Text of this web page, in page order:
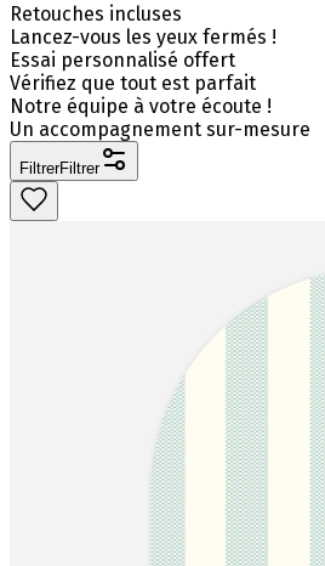
Retouches incluses
Lancez-vous les yeux fermés !
Essai personnalisé offert
Vérifiez que tout est parfait
Notre équipe à votre écoute !
Un accompagnement sur-mesure
FiltrerFiltrer